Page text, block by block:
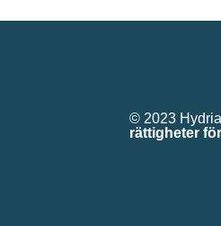
© 2023
rättigheter